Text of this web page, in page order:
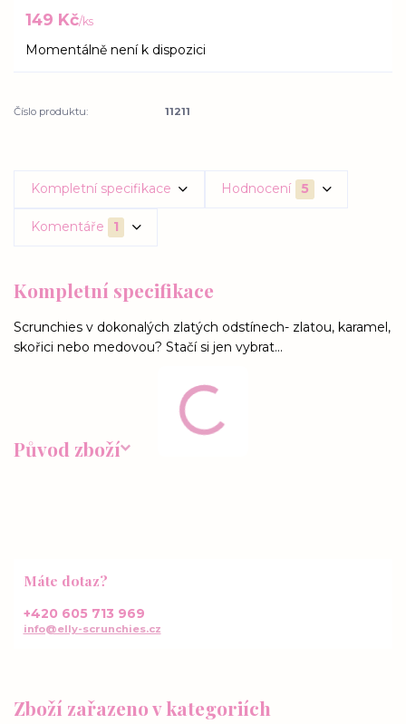
149 Kč/ks
Momentálně není k dispozici
Číslo produktu: 11211
Kompletní specifikace Hodnocení 5
Komentáře 1
Kompletní specifikace
Scrunchies v dokonalých zlatých odstínech- zlatou, karamel,
skořici nebo medovou? Stačí si jen vybrat...
Původ zboží
Zboží zařazeno v kategoriích
Máte dotaz?
+420 605 713 969
info@elly-scrunchies.cz